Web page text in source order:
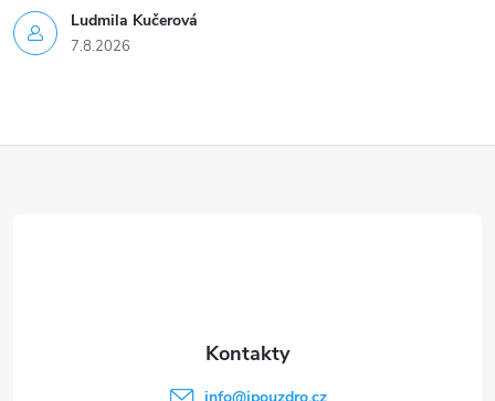
Ludmila Kučerová
7.8.2026